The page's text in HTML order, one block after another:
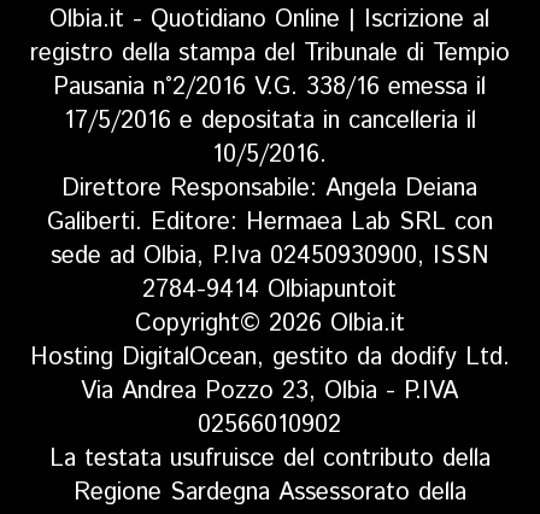
Olbia.it - Quotidiano Online | Iscrizione al
registro della stampa del Tribunale di Tempio
Pausania n°2/2016 V.G. 338/16 emessa il
17/5/2016 e depositata in cancelleria il
10/5/2016.
Direttore Responsabile: Angela Deiana
Galiberti. Editore: Hermaea Lab SRL con
sede ad Olbia, P.Iva 02450930900, ISSN
2784-9414 Olbiapuntoit
Copyright© 2026 Olbia.it
Hosting DigitalOcean, gestito da dodify Ltd.
Via Andrea Pozzo 23, Olbia - P.IVA
02566010902
La testata usufruisce del contributo della
Regione Sardegna Assessorato della